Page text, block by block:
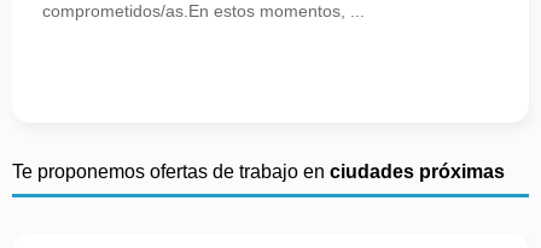
comprometidos/as.En estos momentos, ...
Te proponemos ofertas de trabajo en ciudades próximas